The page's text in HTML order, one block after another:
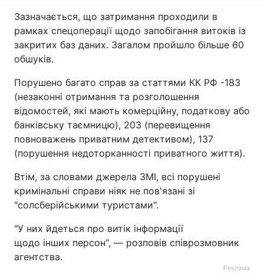
Тема оформлення
Зазначається, що затримання проходили в
рамках спецоперації щодо запобігання витоків із
закритих баз даних. Загалом пройшло більше 60
обшуків.
Порушено багато справ за статтями КК РФ -183
(незаконні отримання та розголошення
відомостей, які мають комерційну, податкову або
банківську таємницю), 203 (перевищення
повноважень приватним детективом), 137
(порушення недоторканності приватного життя).
Втім, за словами джерела ЗМІ, всі порушені
кримінальні справи ніяк не пов'язані зі
"солсберійськими туристами".
"У них йдеться про витік інформації
щодо інших персон", — розповів співрозмовник
агентства.
Реклама